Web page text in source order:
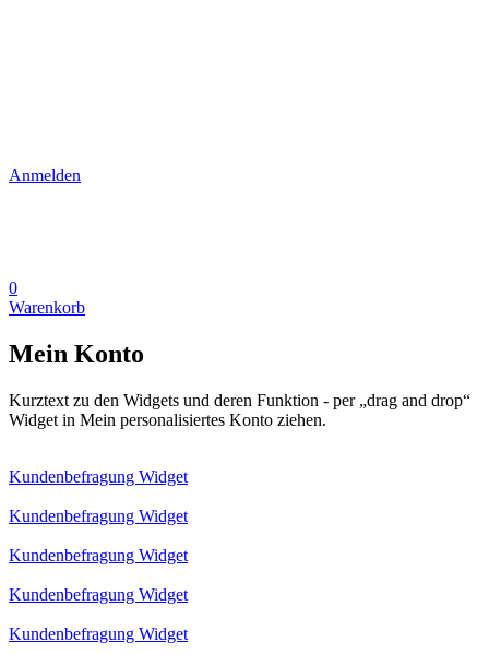
Anmelden
0
Warenkorb
Mein Konto
Kurztext zu den Widgets und deren Funktion - per „drag and drop“
Widget in Mein personalisiertes Konto ziehen.
Kundenbefragung Widget
Kundenbefragung Widget
Kundenbefragung Widget
Kundenbefragung Widget
Kundenbefragung Widget